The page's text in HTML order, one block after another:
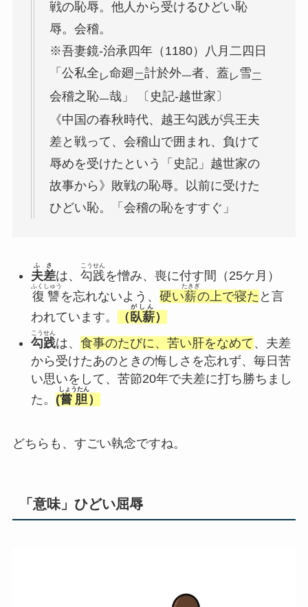
戦の恥辱。他人から受けるひどい恥
辱。会稽。
※吾妻鏡‐治承四年（1180）八月二四日
「公私全レ命廻 二計於外一者、蓋レ雪二
会稽之恥一哉」 〔史記‐越世家〕
《中国の春秋時代、越王勾践が呉王夫
差と戦って、会稽山で囲まれ、負けて
辱めを受けたという「史記」越世家の
故事から》敗戦の恥辱。以前に受けた
ひどい恥。「会稽の恥をすすぐ」
夫差
ふさ
は、 勾践
こうせん
を憎み、喪に付す間（25ケ月）
復讐
ふくしゅう
を忘れないよう、 硬い薪
たきぎ
の上で寝た と言
われています。
（ 臥薪
がしん
）
勾践
こうせん
は、 食事のたびに、苦い肝をなめて 、夫差
から受けたあのときの悔しさを忘れず、毎日苦
い思いをして、苦節20年で夫差に打ち勝ちまし
た。 (嘗胆
しょうたん
）
どちらも、すごい執念ですね。
「意味」ひどい屈辱